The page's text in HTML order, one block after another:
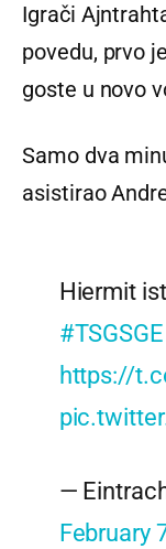
Igrači
povedu, prvo
goste u novo
Samo dva
asistirao
Hiermit
#TSGSGE
https://
—
February